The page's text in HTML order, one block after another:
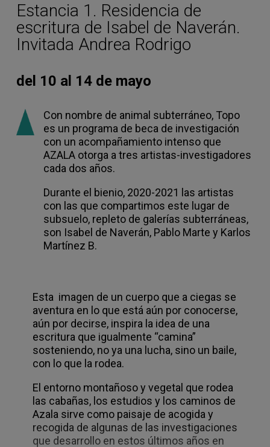
Estancia 1. Residencia de
escritura de Isabel de Naverán.
Invitada Andrea Rodrigo
del 10 al 14 de mayo
Con nombre de animal subterráneo, Topo
es un programa de beca de investigación
con un acompañamiento intenso que
AZALA otorga a tres artistas-investigadores
cada dos años.
Durante el bienio, 2020-2021 las artistas
con las que compartimos este lugar de
subsuelo, repleto de galerías subterráneas,
son Isabel de Naverán, Pablo Marte y Karlos
Martínez B.
Esta imagen de un cuerpo que a ciegas se
aventura en lo que está aún por conocerse,
aún por decirse, inspira la idea de una
escritura que igualmente “camina”
sosteniendo, no ya una lucha, sino un baile,
con lo que la rodea.
El entorno montañoso y vegetal que rodea
las cabañas, los estudios y los caminos de
Azala sirve como paisaje de acogida y
recogida de algunas de las investigaciones
que desarrollo en estos últimos años en